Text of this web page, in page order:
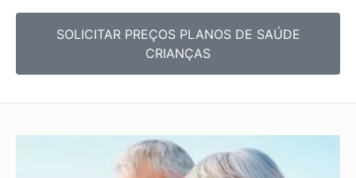
SOLICITAR PREÇOS PLANOS DE SAÚDE
CRIANÇAS